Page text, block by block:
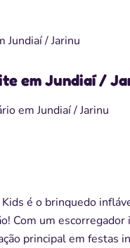
/ Jarinu
em Jundiaí /
em Jundiaí / Jarinu
é o brinquedo
Com um
principal em festas